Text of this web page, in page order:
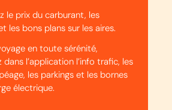
le prix du carburant, les
les bons plans sur les aires.
en toute sérénité,
l’application l’info trafic, les
les parkings et les bornes
électrique.